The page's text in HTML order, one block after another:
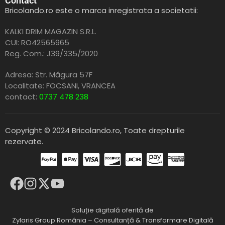
Bricolando.ro este o marca inregistrata a societatii:
KALKI DRIM MAGAZIN S.R.L.
CUI: RO42565965
Reg. Com.: J39/335/2020
Adresa: Str. Măgura 57F
Localitate: FOCSANI,VRANCEA
contact: 0737 478 238
Copyright © 2024 Bricolando.ro, Toate drepturile
rezervate.
Soluție digitală oferită de
Zylaris Group România – Consultanță & Transformare Digitală